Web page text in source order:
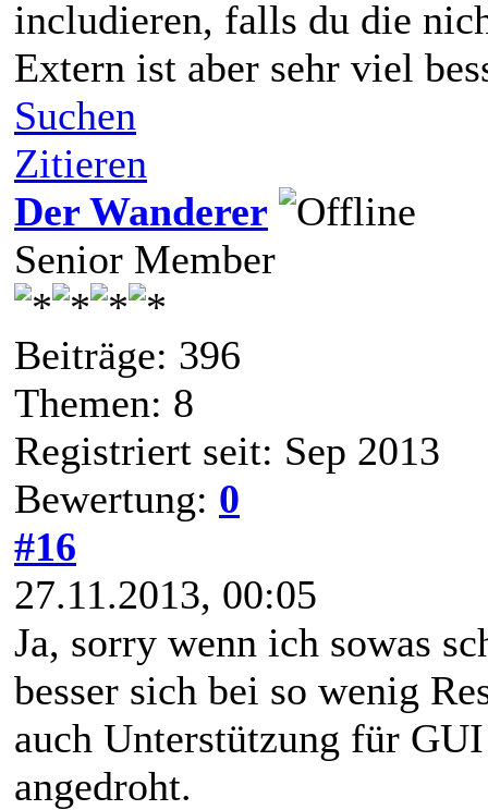
includieren, falls du die
Extern ist aber sehr viel
Suchen
Zitieren
Der Wanderer
Senior Member
Beiträge: 396
Themen: 8
Registriert seit: Sep 2013
Bewertung: 0
#16
27.11.2013, 00:05
Ja, sorry wenn ich sowas
besser sich bei so wenig
auch Unterstützung für
angedroht.